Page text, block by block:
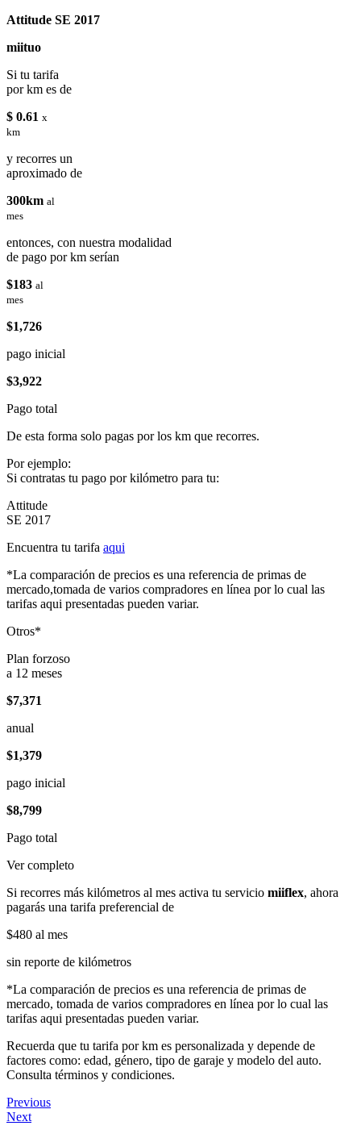
Attitude SE 2017
miituo
Si tu tarifa
por km es de
$ 0.61 x
km
y recorres un
aproximado de
300km al
mes
entonces, con nuestra modalidad
de pago por km serían
$183 al
mes
$1,726
pago inicial
$3,922
Pago total
De esta forma solo pagas por los km que recorres.
Por ejemplo:
Si contratas tu pago por kilómetro para tu:
Attitude
SE 2017
Encuentra tu tarifa aqui
*La comparación de precios es una referencia de primas de
mercado,tomada de varios compradores en línea por lo cual las
tarifas aqui presentadas pueden variar.
Otros*
Plan forzoso
a 12 meses
$7,371
anual
$1,379
pago inicial
$8,799
Pago total
Ver completo
Si recorres más kilómetros al mes activa tu servicio miiflex, ahora
pagarás una tarifa preferencial de
$480 al mes
sin reporte de kilómetros
*La comparación de precios es una referencia de primas de
mercado, tomada de varios compradores en línea por lo cual las
tarifas aqui presentadas pueden variar.
Recuerda que tu tarifa por km es personalizada y depende de
factores como: edad, género, tipo de garaje y modelo del auto.
Consulta términos y condiciones.
Previous
Next